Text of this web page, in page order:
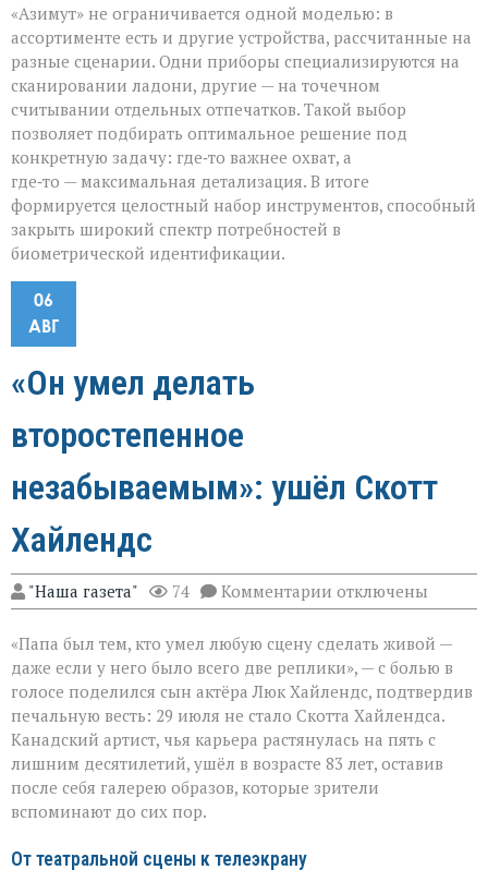
«Азимут» не ограничивается одной моделью: в
ассортименте есть и другие устройства, рассчитанные на
разные сценарии. Одни приборы специализируются на
сканировании ладони, другие — на точечном
считывании отдельных отпечатков. Такой выбор
позволяет подбирать оптимальное решение под
конкретную задачу: где‑то важнее охват, а
где‑то — максимальная детализация. В итоге
формируется целостный набор инструментов, способный
закрыть широкий спектр потребностей в
биометрической идентификации.
06
АВГ
«Он умел делать
второстепенное
незабываемым»: ушёл Скотт
Хайлендс
"Наша газета" 74 Комментарии к
записи
умел
делать
второстепенное
незабываемым»:
ушёл
Скотт
Хайлендс
отключены
«Папа был тем, кто умел любую сцену сделать живой —
даже если у него было всего две реплики», — с болью в
голосе поделился сын актёра Люк Хайлендс, подтвердив
печальную весть: 29 июля не стало Скотта Хайлендса.
Канадский артист, чья карьера растянулась на пять с
лишним десятилетий, ушёл в возрасте 83 лет, оставив
после себя галерею образов, которые зрители
вспоминают до сих пор.
От театральной сцены к телеэкрану